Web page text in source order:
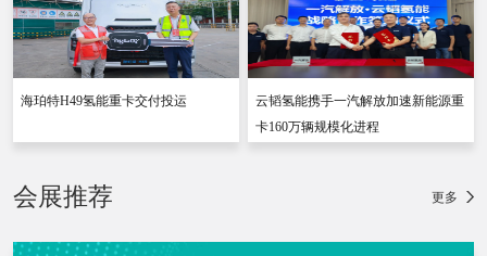
海珀特H49氢能重卡交付投运
云韬氢能携手一汽解放加速新能源重
卡160万辆规模化进程
会展推荐 更多